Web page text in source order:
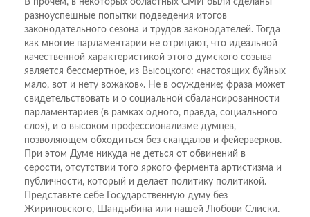
разноуспешные попытки подведения итогов
законодательного сезона и трудов законодателей. Тогда
как многие парламентарии не отрицают, что идеальной
качественной характеристикой этого думского созыва
является бессмертное, из Высоцкого: «настоящих буйных
мало, вот и нету вожаков». Не в осуждение; фраза может
свидетельствовать и о социальной сбалансированности
парламентариев (в рамках одного, правда, социального
слоя), и о высоком профессионализме думцев,
позволяющем обходиться без скандалов и фейерверков.
При этом Думе никуда не деться от обвинений в
серости, отсутствии того яркого фермента артистизма и
публичности, который и делает политику политикой.
Представьте себе Государственную думу без
Жириновского, Шандыбина или нашей Любови Слиски.